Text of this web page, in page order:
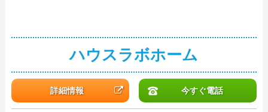
ハウスラボホーム
詳細情報 今すぐ電話